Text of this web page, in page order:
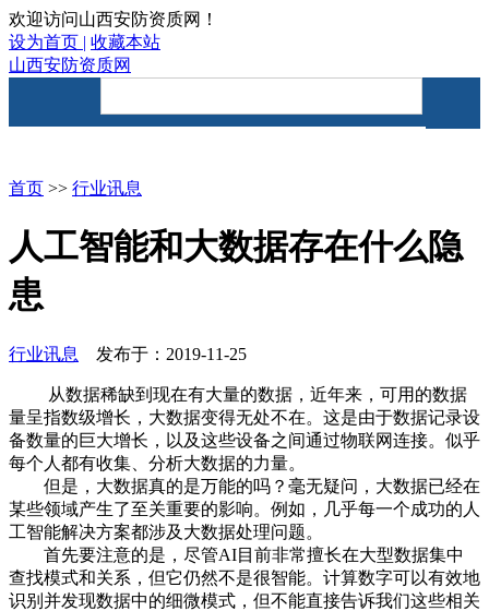
欢迎访问山西安防资质网！
设为首页 | 收藏本站
山西安防资质网
首页 >> 行业讯息
人工智能和大数据存在什么隐
患
行业讯息 发布于：2019-11-25
从数据稀缺到现在有大量的数据，近年来，可用的数据
量呈指数级增长，大数据变得无处不在。这是由于数据记录设
备数量的巨大增长，以及这些设备之间通过物联网连接。似乎
每个人都有收集、分析大数据的力量。
但是，大数据真的是万能的吗？毫无疑问，大数据已经在
某些领域产生了至关重要的影响。例如，几乎每一个成功的人
工智能解决方案都涉及大数据处理问题。
首先要注意的是，尽管AI目前非常擅长在大型数据集中
查找模式和关系，但它仍然不是很智能。计算数字可以有效地
识别并发现数据中的细微模式，但不能直接告诉我们这些相关